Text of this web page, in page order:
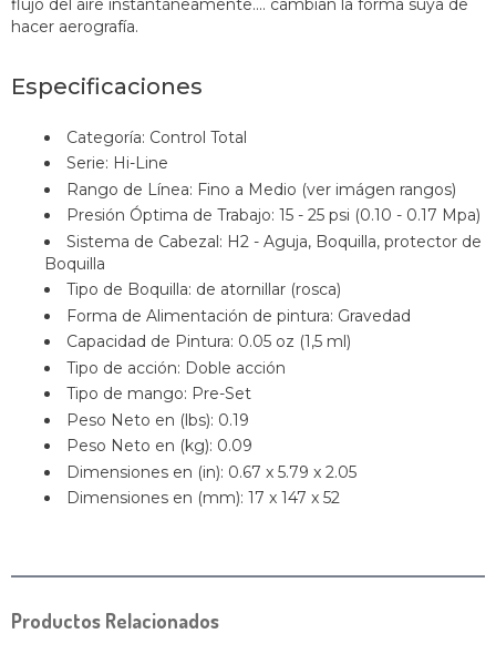
flujo del aire instantáneamente.... cambian la forma suya de
hacer aerografía.
Especificaciones
Categoría: Control Total
Serie: Hi-Line
Rango de Línea: Fino a Medio (ver imágen rangos)
Presión Óptima de Trabajo: 15 - 25 psi (0.10 - 0.17 Mpa)
Sistema de Cabezal: H2 - Aguja, Boquilla, protector de
Boquilla
Tipo de Boquilla: de atornillar (rosca)
Forma de Alimentación de pintura: Gravedad
Capacidad de Pintura: 0.05 oz (1,5 ml)
Tipo de acción: Doble acción
Tipo de mango: Pre-Set
Peso Neto en (lbs): 0.19
Peso Neto en (kg): 0.09
Dimensiones en (in): 0.67 x 5.79 x 2.05
Dimensiones en (mm): 17 x 147 x 52
Productos Relacionados